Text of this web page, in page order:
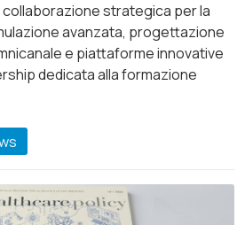
strategica per la
avanzata, progettazione
e piattaforme innovative
dedicata alla formazione